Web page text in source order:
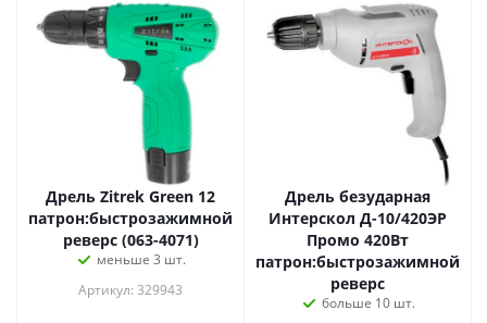
Дрель Zitrek Green 12
патрон:быстрозажимной
реверс (063-4071)
меньше 3 шт.
Артикул: 329943
Дрель безударная
Интерскол Д-10/420ЭР
Промо 420Вт
патрон:быстрозажимной
реверс
больше 10 шт.